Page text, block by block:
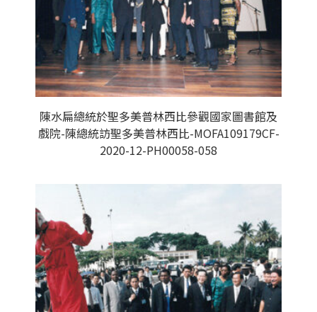
陳水扁總統於聖多美普林西比參觀國家圖書館及
戲院-陳總統訪聖多美普林西比-MOFA109179CF-
2020-12-PH00058-058